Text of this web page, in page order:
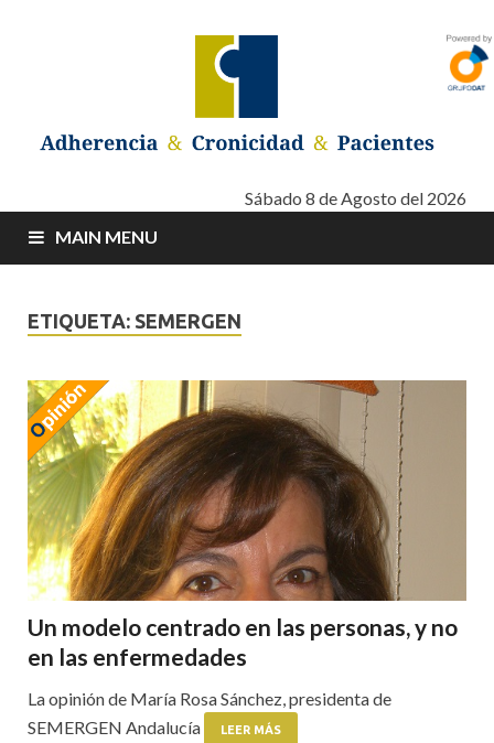
Adherencia –
Cronicidad –
Pacientes
Adherencia – Cronicidad – PacientesSábado 8 de Agosto del 2026
MAIN MENU
ETIQUETA: SEMERGEN
Un modelo centrado en las personas, y no
en las enfermedades
La opinión de María Rosa Sánchez, presidenta de
SEMERGEN Andalucía
LEER MÁS